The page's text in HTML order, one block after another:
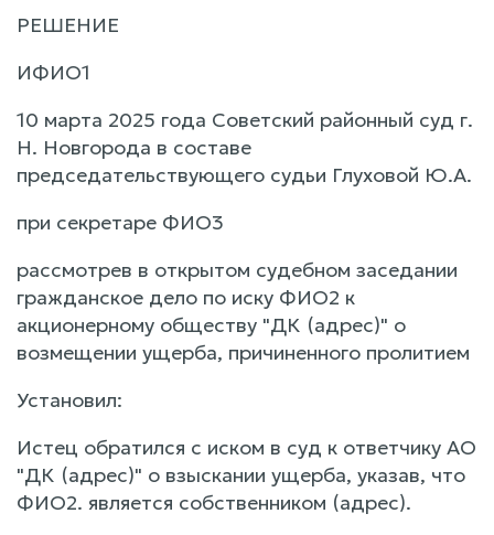
РЕШЕНИЕ
ИФИО1
10 марта 2025 года Советский районный суд г.
Н. Новгорода в составе
председательствующего судьи Глуховой Ю.А.
при секретаре ФИО3
рассмотрев в открытом судебном заседании
гражданское дело по иску ФИО2 к
акционерному обществу "ДК (адрес)" о
возмещении ущерба, причиненного пролитием
Установил:
Истец обратился с иском в суд к ответчику АО
"ДК (адрес)" о взыскании ущерба, указав, что
ФИО2. является собственником (адрес).